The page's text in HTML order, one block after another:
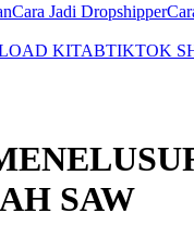
Cara Jadi Dropshipper
KITABTIKTOK
SAW